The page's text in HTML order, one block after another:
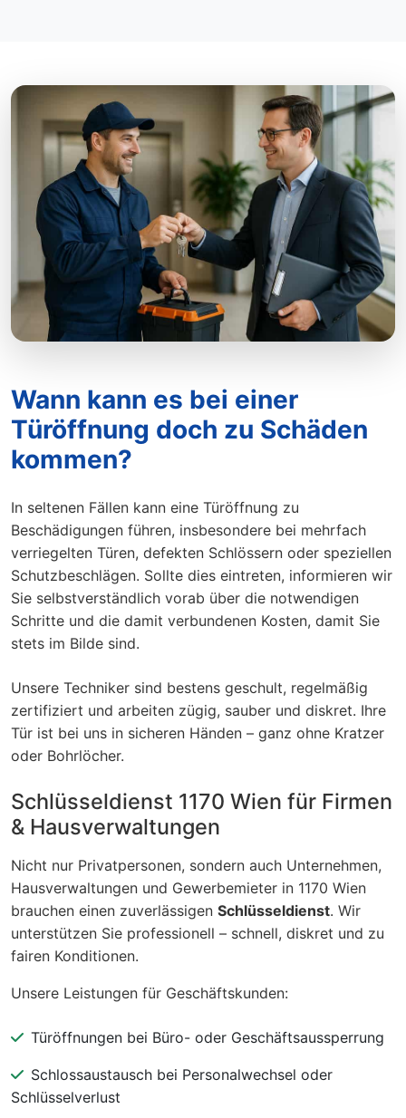
Wann kann es bei einer
Türöffnung doch zu Schäden
kommen?
In seltenen Fällen kann eine Türöffnung zu
Beschädigungen führen, insbesondere bei mehrfach
verriegelten Türen, defekten Schlössern oder speziellen
Schutzbeschlägen. Sollte dies eintreten, informieren wir
Sie selbstverständlich vorab über die notwendigen
Schritte und die damit verbundenen Kosten, damit Sie
stets im Bilde sind.
Unsere Techniker sind bestens geschult, regelmäßig
zertifiziert und arbeiten zügig, sauber und diskret. Ihre
Tür ist bei uns in sicheren Händen – ganz ohne Kratzer
oder Bohrlöcher.
Schlüsseldienst 1170 Wien für Firmen
& Hausverwaltungen
Nicht nur Privatpersonen, sondern auch Unternehmen,
Hausverwaltungen und Gewerbemieter in 1170 Wien
brauchen einen zuverlässigen Schlüsseldienst. Wir
unterstützen Sie professionell – schnell, diskret und zu
fairen Konditionen.
Unsere Leistungen für Geschäftskunden:
Türöffnungen bei Büro- oder Geschäftsaussperrung
Schlossaustausch bei Personalwechsel oder
Schlüsselverlust